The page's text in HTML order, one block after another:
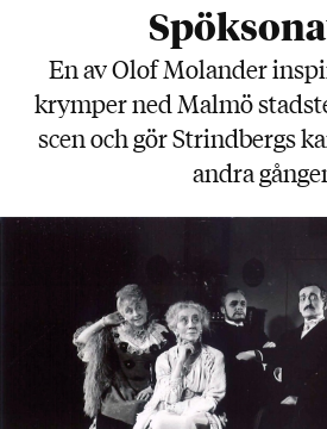
En av Olof Molander
krymper ned Malmö
scen och gör Strindbergs
andra